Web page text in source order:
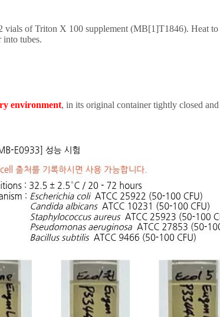
vials of Triton X 100 supplement (MB[1]T1846). Heat
tubes.
environment, in its original container tightly closed